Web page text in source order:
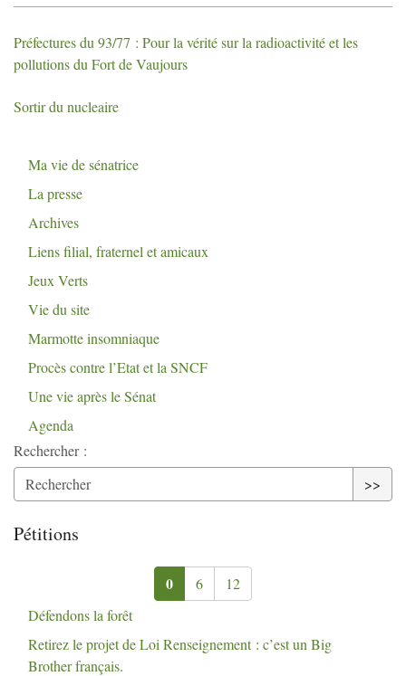
Préfectures du 93/77 : Pour la vérité sur la radioactivité et les
pollutions du Fort de Vaujours
Sortir du nucleaire
Ma vie de sénatrice
La presse
Archives
Liens filial, fraternel et amicaux
Jeux Verts
Vie du site
Marmotte insomniaque
Procès contre l’Etat et la SNCF
Une vie après le Sénat
Agenda
Rechercher :
>>
Pétitions
0 6
12
Défendons la forêt
Retirez le projet de Loi Renseignement : c’est un Big
Brother français.